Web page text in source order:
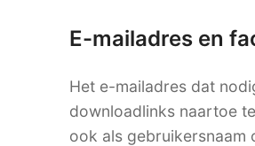
E-mailadres en
Het e-mailadres dat
downloadlinks naartoe
ook als gebruikersnaam